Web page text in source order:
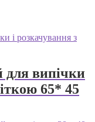
для випічки
65* 45